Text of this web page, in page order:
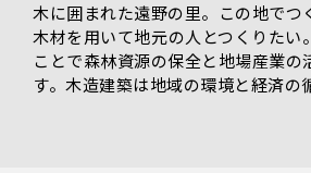
木に囲まれた遠野の里。この地でつ
木材を用いて地元の人とつくりたい
ことで森林資源の保全と地場産業の
す。木造建築は地域の環境と経済の